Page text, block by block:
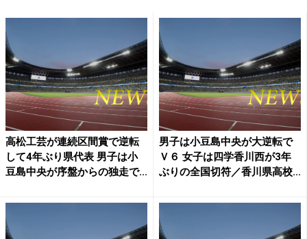
高松工芸が連続区間賞で逆転
して4年ぶり県代表 男子は小
豆島中央が序盤からの独走で...
男子は小豆島中央が大逆転で
Ｖ６ 女子は四学香川西が3年
ぶりの全国切符／香川県高校...